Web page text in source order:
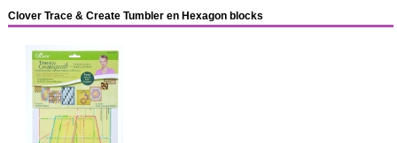
Clover Trace & Create Tumbler en Hexagon blocks